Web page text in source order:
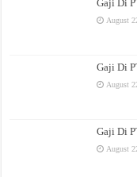
Gaji Di
August
Gaji Di
August
Gaji Di
August